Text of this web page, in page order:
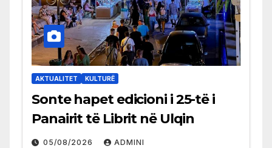
AKTUALITET KULTURË
Sonte hapet edicioni i 25-të i
Panairit të Librit në Ulqin
05/08/2026 ADMINI